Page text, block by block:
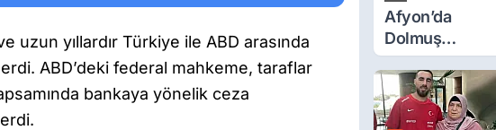
uzun yıllardır Türkiye ile ABD arasında
ABD’deki federal mahkeme, taraflar
bankaya yönelik ceza
Afyon’da
Dolmuş
Ücretlerine
Yüzde 40 Zam
Talebi